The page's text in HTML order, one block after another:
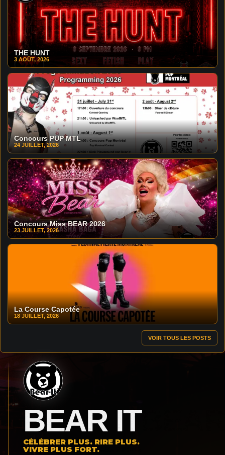
THE HUNT
3 AOÛT, 2026
Concours PUP MTL
24 JUILLET, 2026
Concours Miss BEAR 2026
23 JUILLET, 2026
La Course Capotée
18 JUILLET, 2026
VOIR TOUS LES POSTS
BEAR IT
CÉLÉBRER PLUS. RIRE PLUS.
VIVRE PLUS FORT.